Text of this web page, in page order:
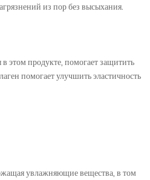
из пор без высыхания.
этом продукте, помогает защитить
помогает улучшить эластичность
увлажняющие вещества, в том